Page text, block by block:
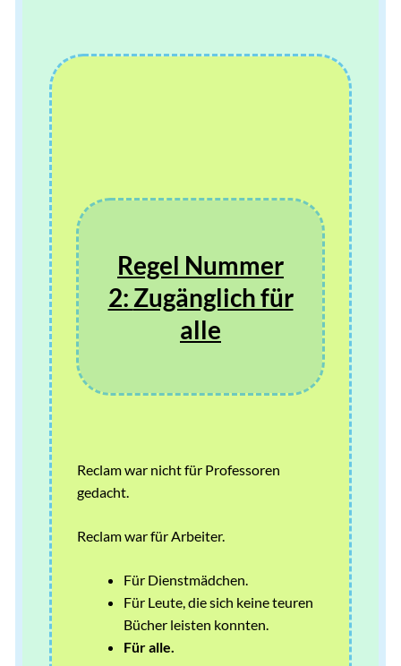
Regel Nummer
2: Zugänglich für
alle
Reclam war nicht für Professoren
gedacht.
Reclam war für Arbeiter.
Für Dienstmädchen.
Für Leute, die sich keine teuren
Bücher leisten konnten.
Für alle.